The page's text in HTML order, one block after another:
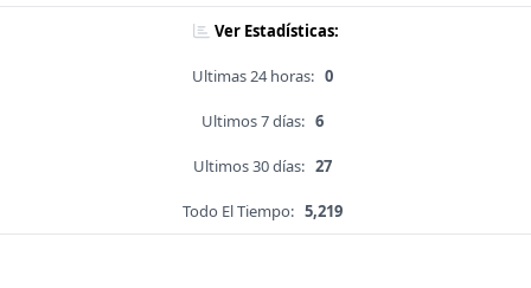
Ver Estadísticas:
Ultimas 24 horas: 0
Ultimos 7 días: 6
Ultimos 30 días: 27
Todo El Tiempo: 5,219